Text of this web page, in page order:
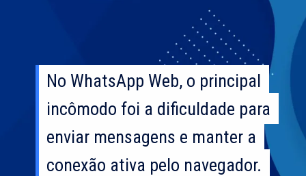
No WhatsApp Web, o principal
incômodo foi a dificuldade para
enviar mensagens e manter a
conexão ativa pelo navegador.
No WhatsApp Web, o principal
incômodo foi a dificuldade para
enviar mensagens e manter a
conexão ativa pelo navegador.